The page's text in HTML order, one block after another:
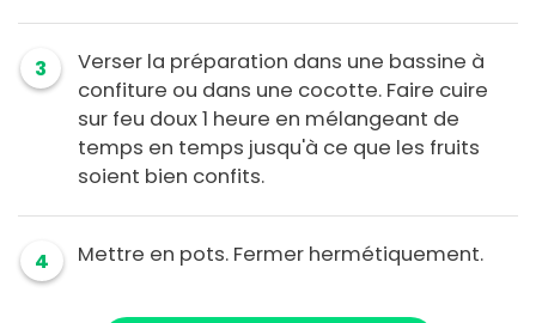
3
Verser la préparation dans une bassine à
confiture ou dans une cocotte. Faire cuire
sur feu doux 1 heure en mélangeant de
temps en temps jusqu'à ce que les fruits
soient bien confits.
4 Mettre en pots. Fermer hermétiquement.